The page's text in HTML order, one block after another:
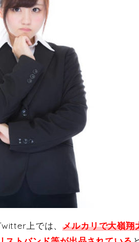
上では、メルカリで大嶺翔